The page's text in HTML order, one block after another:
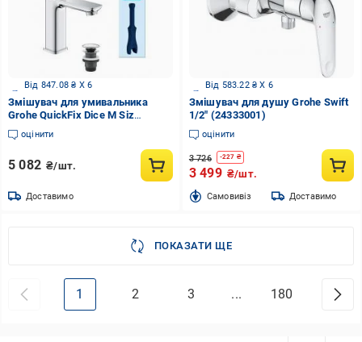
Від 847.08 ₴ X 6
Змішувач для умивальника
Grohe QuickFix Dice M Siz
1018330000 з донним клапаном
оцінити
5 082 ₴/шт.
Доставимо
Від 583.22 ₴ X 6
Змішувач для душу Grohe Swift
1/2″ (24333001)
оцінити
3 726 -227 ₴
3 499 ₴/шт.
Cамовивіз Доставимо
ПОКАЗАТИ ЩЕ
1 2 3 ... 180